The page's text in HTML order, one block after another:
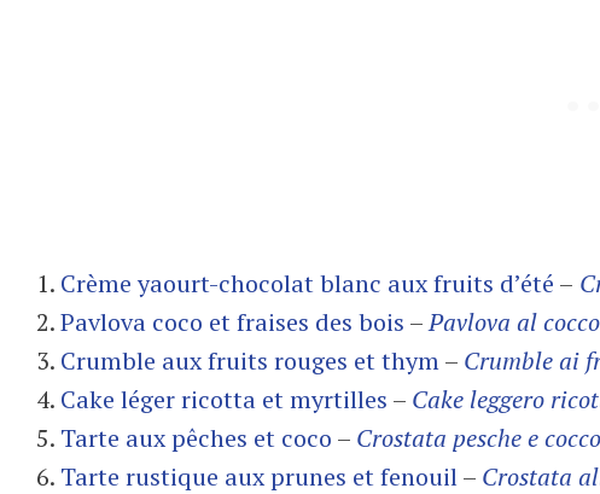
1. Crème yaourt-chocolat blanc aux fruits d’été –
2.Pavlova coco et fraises des bois –Pavlova al
3. Crumble aux fruits rouges et thym– Crumble ai
4. Cake léger ricotta et myrtilles – Cake leggero
5. Tarte aux pêches et coco – Crostata pesche e cocco
6. Tarte rustique aux prunes et fenouil– Crostata